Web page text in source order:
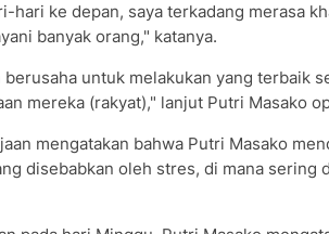
hari ke depan, saya terkadang merasa
banyak orang," katanya.
berusaha untuk melakukan yang terbaik
mereka (rakyat)," lanjut Putri Masako
mengatakan bahwa Putri Masako
disebabkan oleh stres, di mana sering